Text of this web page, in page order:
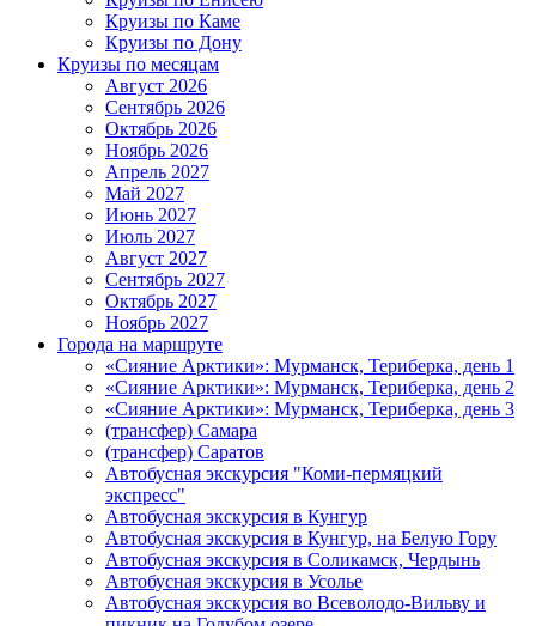
Круизы по Каме
Круизы по Дону
Круизы по месяцам
Август 2026
Сентябрь 2026
Октябрь 2026
Ноябрь 2026
Апрель 2027
Май 2027
Июнь 2027
Июль 2027
Август 2027
Сентябрь 2027
Октябрь 2027
Ноябрь 2027
Города на маршруте
«Сияние Арктики»: Мурманск, Териберка, день 1
«Сияние Арктики»: Мурманск, Териберка, день 2
«Сияние Арктики»: Мурманск, Териберка, день 3
(трансфер) Самара
(трансфер) Саратов
Автобусная экскурсия "Коми-пермяцкий
экспресс"
Автобусная экскурсия в Кунгур
Автобусная экскурсия в Кунгур, на Белую Гору
Автобусная экскурсия в Соликамск, Чердынь
Автобусная экскурсия в Усолье
Автобусная экскурсия во Всеволодо-Вильву и